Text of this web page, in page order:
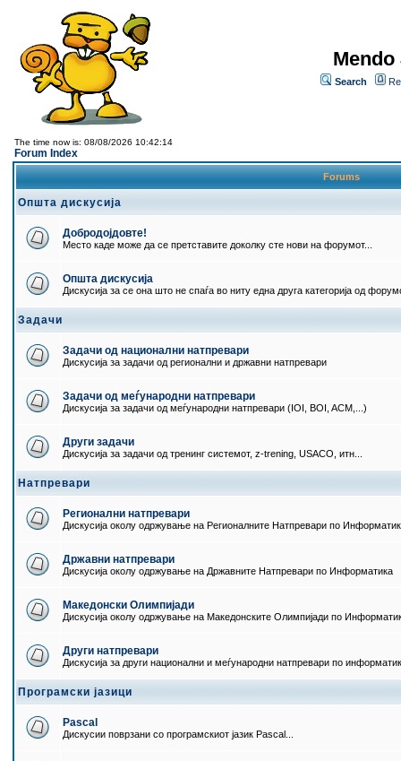
Search
The time now is: 08/08/2026 10:42:14
Forum Index
Forums
Општа дискусија
Добродојдовте!
Место каде може да се претставите доколку сте нови на форумот...
Општа дискусија
Дискусија за се она што не спаѓа во ниту една друга категорија од
Задачи
Задачи од национални натпревари
Дискусија за задачи од регионални и државни натпревари
Задачи од меѓународни натпревари
Дискусија за задачи од меѓународни натпревари (IOI, BOI, ACM,...)
Други задачи
Дискусија за задачи од тренинг системот, z-trening, USACO, итн...
Натпревари
Регионални натпревари
Дискусија околу одржување на Регионалните Натпревари по
Државни натпревари
Дискусија околу одржување на Државните Натпревари по Информатика
Македонски Олимпијади
Дискусија околу одржување на Македонските Олимпијади по
Други натпревари
Дискусија за други национални и меѓународни натпревари по
Програмски јазици
Pascal
Дискусии поврзани со програмскиот јазик Pascal...